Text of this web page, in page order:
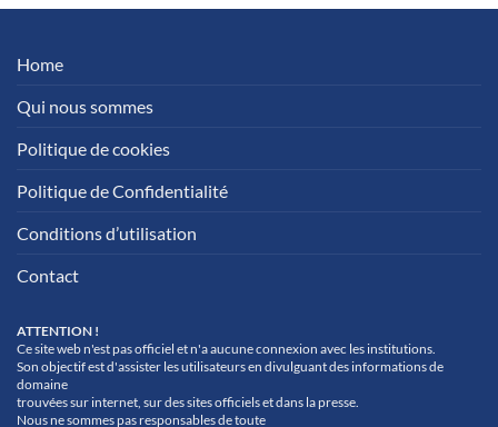
Home
Qui nous sommes
Politique de cookies
Politique de Confidentialité
Conditions d’utilisation
Contact
ATTENTION !
Ce site web n'est pas officiel et n'a aucune connexion avec les institutions.
Son objectif est d'assister les utilisateurs en divulguant des informations de
domaine
trouvées sur internet, sur des sites officiels et dans la presse.
Nous ne sommes pas responsables de toute